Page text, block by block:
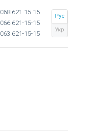
068 621-15-15
066 621-15-15
063 621-15-15
Рус
Укр